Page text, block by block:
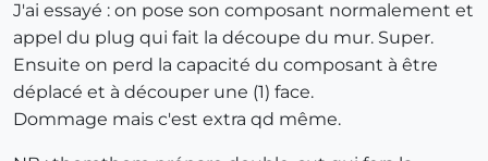
J'ai essayé : on pose son composant normalement et
appel du plug qui fait la découpe du mur. Super.
Ensuite on perd la capacité du composant à être
déplacé et à découper une (1) face.
Dommage mais c'est extra qd même.